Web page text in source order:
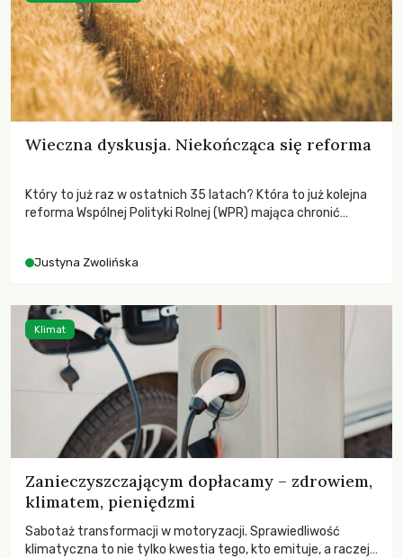
Wieczna dyskusja. Niekończąca się reforma
Który to już raz w ostatnich 35 latach? Która to już kolejna
reforma Wspólnej Polityki Rolnej (WPR) mająca chronić
Justyna Zwolińska
Zanieczyszczającym dopłacamy – zdrowiem,
klimatem, pieniędzmi
Sabotaż transformacji w motoryzacji. Sprawiedliwość
klimatyczna to nie tylko kwestia tego, kto emituje, a raczej
Klimat